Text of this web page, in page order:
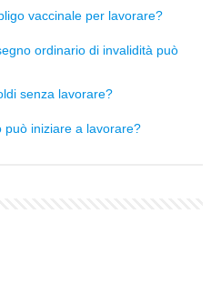
vaccinale per lavorare?
ordinario di invalidità può
senza lavorare?
può iniziare a lavorare?